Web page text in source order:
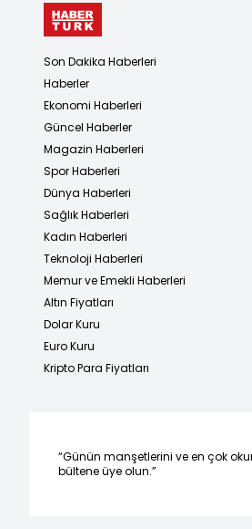
Son Dakika Haberleri
Haberler
Ekonomi Haberleri
Güncel Haberler
Magazin Haberleri
Spor Haberleri
Dünya Haberleri
Sağlık Haberleri
Kadın Haberleri
Teknoloji Haberleri
Memur ve Emekli Haberleri
Altın Fiyatları
Dolar Kuru
Euro Kuru
Kripto Para Fiyatları
“Günün manşetlerini ve en çok
bültene üye olun.”